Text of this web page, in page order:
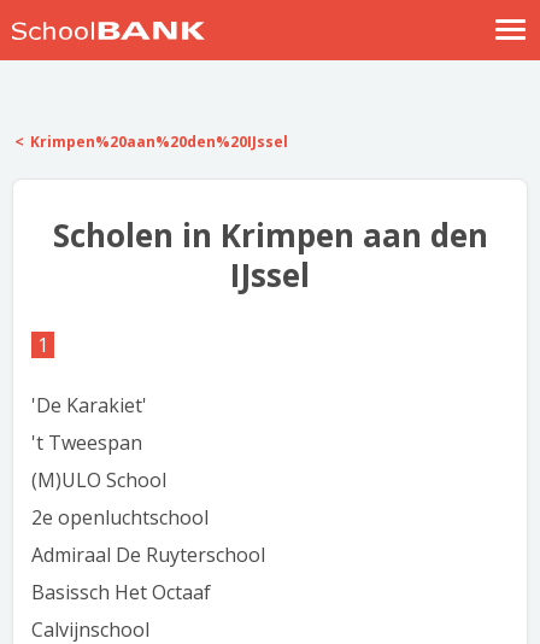
Meld je gratis aan
Help
Krimpen%20aan%20den%20IJssel
Scholen in Krimpen aan den
IJssel
1
'De Karakiet'
't Tweespan
(M)ULO School
2e openluchtschool
Admiraal De Ruyterschool
Basissch Het Octaaf
Calvijnschool